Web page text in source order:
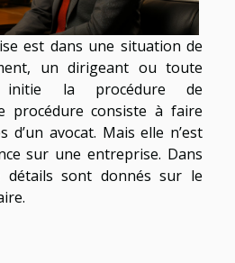
est dans une situation de
un dirigeant ou toute
initie la procédure de
procédure consiste à faire
d’un avocat. Mais elle n’est
sur une entreprise. Dans
détails sont donnés sur le